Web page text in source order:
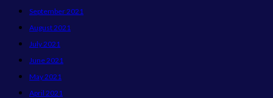
September 2021
August 2021
July 2021
June 2021
May 2021
April 2021